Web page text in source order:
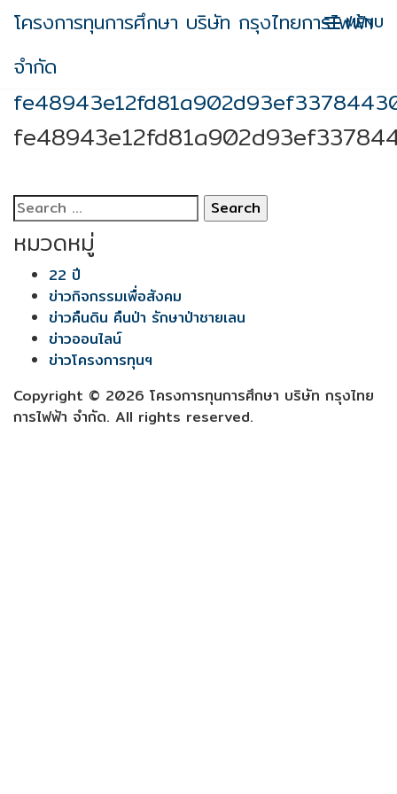
Skip
content
โครงการทุนการศึกษา บริษัท กรุงไทยการไฟฟ้า
จำกัด
MENU
Search
for:
หมวดหมู่
22 ปี
ข่าวกิจกรรมเพื่อสังคม
ข่าวคืนดิน คืนป่า รักษาป่าชายเลน
ข่าวออนไลน์
ข่าวโครงการทุนฯ
Copyright © 2026 โครงการทุนการศึกษา บริษัท กรุงไทย
การไฟฟ้า จำกัด. All rights reserved.